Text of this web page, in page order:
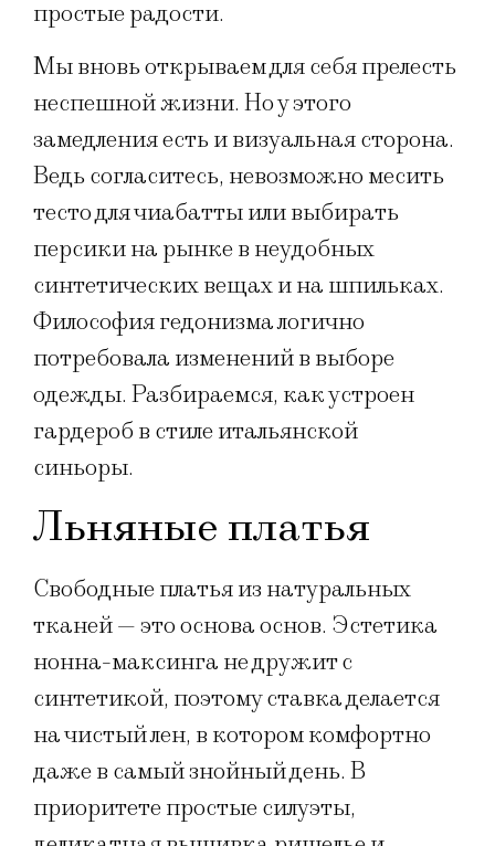
простые радости.
Мы вновь открываем для себя прелесть
неспешной жизни. Но у этого
замедления есть и визуальная сторона.
Ведь согласитесь, невозможно месить
тесто для чиабатты или выбирать
персики на рынке в неудобных
синтетических вещах и на шпильках.
Философия гедонизма логично
потребовала изменений в выборе
одежды. Разбираемся, как устроен
гардероб в стиле итальянской
синьоры.
Льняные платья
Свободные платья из натуральных
тканей — это основа основ. Эстетика
нонна-максинга не дружит с
синтетикой, поэтому ставка делается
на чистый лен, в котором комфортно
даже в самый знойный день. В
приоритете простые силуэты,